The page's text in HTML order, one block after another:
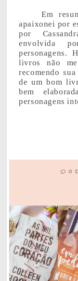
Em
apaixonei por
por
envolvida
personagens.
livros não
recomendo
de um bom
bem
personagens
0